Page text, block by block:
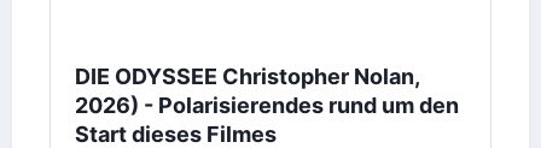
DIE ODYSSEE Christopher Nolan,
2026) - Polarisierendes rund um den
Start dieses Filmes